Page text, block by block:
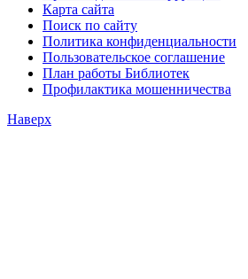
Карта сайта
Поиск по сайту
Политика конфиденциальности
Пользовательское соглашение
План работы Библиотек
Профилактика мошенничества
Наверх